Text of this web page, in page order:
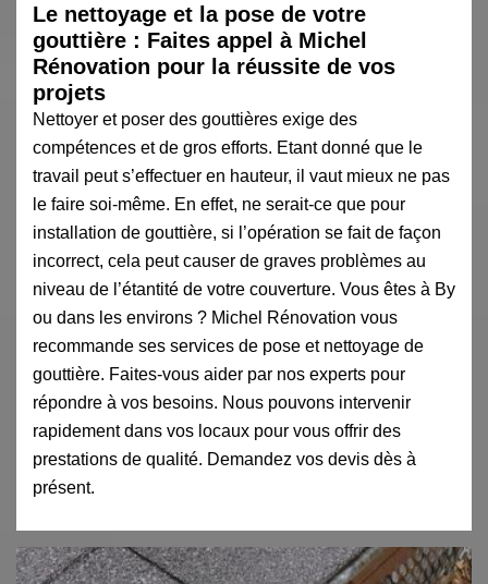
Le nettoyage et la pose de votre
gouttière : Faites appel à Michel
Rénovation pour la réussite de vos
projets
Nettoyer et poser des gouttières exige des
compétences et de gros efforts. Etant donné que le
travail peut s’effectuer en hauteur, il vaut mieux ne pas
le faire soi-même. En effet, ne serait-ce que pour
installation de gouttière, si l’opération se fait de façon
incorrect, cela peut causer de graves problèmes au
niveau de l’étantité de votre couverture. Vous êtes à By
ou dans les environs ? Michel Rénovation vous
recommande ses services de pose et nettoyage de
gouttière. Faites-vous aider par nos experts pour
répondre à vos besoins. Nous pouvons intervenir
rapidement dans vos locaux pour vous offrir des
prestations de qualité. Demandez vos devis dès à
présent.